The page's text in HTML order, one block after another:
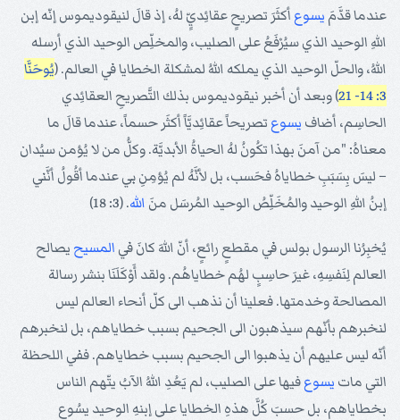
عندما قدَّمَ يسوع أكثَرَ تصريحٍ عقائِديٍّ لهُ، إذ قالَ لنيقوديموس إنّه إبن
اللهِ الوحيد الذي سيُرْفَعُ على الصليب، والمخلِّص الوحيد الذي أرسله
اللهُ، والحلّ الوحيد الذي يملكه اللهُ لمشكلة الخطايا في العالم. (يُوحَنَّا
3: 14- 21
) وبعد أن أخبر نيقوديموس بذلك التَّصريحِ العقائِدي
الحاسِم، أضاف يسوع تصريحاً عقائِديَّاً أكثَر حسماً، عندما قالَ ما
معناهُ: "من آمنَ بهذا تكُونُ لهُ الحياةُ الأبديَّة. وكلُّ من لا يُؤمن سيُدان
– ليسَ بِسَبَبِ خطاياهُ فحَسب، بل لأنَّهُ لم يُؤمِنِ بي عندما أقُولُ أنَّني
إبنُ اللهِ الوحيد والمُخَلِّصُ الوحيد المُرسَل منَ الله. (3: 18)
يُخبِرُنا الرسول بولس في مقطعٍ رائعٍ، أنّ اللهَ كانَ في المسيح يصالح
العالم لِنَفسِهِ، غيرَ حاسِبٍ لهُم خطاياهُم. ولقد أَوْكَلَنَا بنشر رسالة
المصالحة وخدمتها. فعلينا أن نذهب الى كلّ أنحاء العالم ليس
لنخبرهم بأنّهم سيذهبون الى الجحيم بسبب خطاياهم، بل لنخبرهم
أنّه ليس عليهم أن يذهبوا الى الجحيم بسبب خطاياهم. ففي اللحظة
التي مات يسوعفيها على الصليب، لم يَعُدِ اللهُ الآبُ يتّهم الناس
بخطاياهم، بل حسبَ كُلَّ هذهِ الخطايا على إبنهِ الوحيد يسُوع